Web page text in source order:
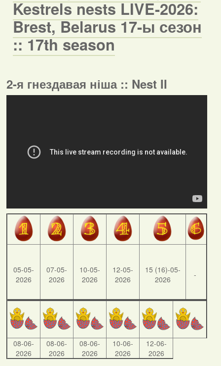
Kestrels nests LIVE-2026:
Brest, Belarus 17-ы сезон
:: 17th season
2-я гнездавая ніша :: Nest II
05-05-
2026
07-05-
2026
10-05-
2026
12-05-
2026
15 (16)-05-
2026
-
08-06-
2026
08-06-
2026
08-06-
2026
10-06-
2026
12-06-
2026